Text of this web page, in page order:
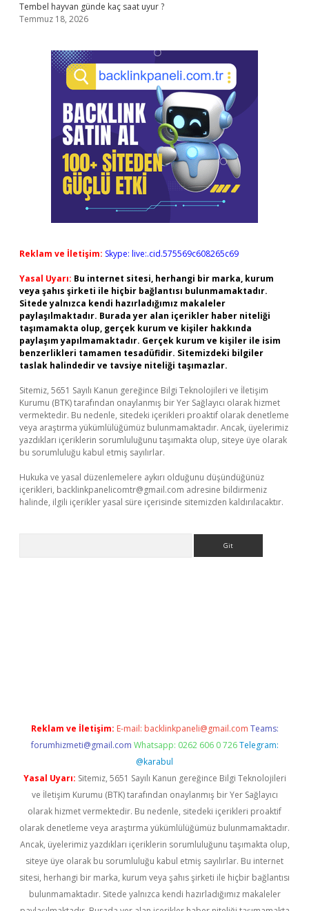
Tembel hayvan günde kaç saat uyur ?
Temmuz 18, 2026
Reklam ve İletişim: Skype: live:.cid.575569c608265c69
Yasal Uyarı: Bu internet sitesi, herhangi bir marka, kurum
veya şahıs şirketi ile hiçbir bağlantısı bulunmamaktadır.
Sitede yalnızca kendi hazırladığımız makaleler
paylaşılmaktadır. Burada yer alan içerikler haber niteliği
taşımamakta olup, gerçek kurum ve kişiler hakkında
paylaşım yapılmamaktadır. Gerçek kurum ve kişiler ile isim
benzerlikleri tamamen tesadüfidir. Sitemizdeki bilgiler
taslak halindedir ve tavsiye niteliği taşımazlar.
Sitemiz, 5651 Sayılı Kanun gereğince Bilgi Teknolojileri ve İletişim
Kurumu (BTK) tarafından onaylanmış bir Yer Sağlayıcı olarak hizmet
vermektedir. Bu nedenle, sitedeki içerikleri proaktif olarak denetleme
veya araştırma yükümlülüğümüz bulunmamaktadır. Ancak, üyelerimiz
yazdıkları içeriklerin sorumluluğunu taşımakta olup, siteye üye olarak
bu sorumluluğu kabul etmiş sayılırlar.
Hukuka ve yasal düzenlemelere aykırı olduğunu düşündüğünüz
içerikleri, backlinkpanelicomtr@gmail.com adresine bildirmeniz
halinde, ilgili içerikler yasal süre içerisinde sitemizden kaldırılacaktır.
Reklam ve İletişim: E-mail: backlinkpaneli@gmail.com Teams:
forumhizmeti@gmail.com Whatsapp: 0262 606 0 726 Telegram:
@karabul
Yasal Uyarı: Sitemiz, 5651 Sayılı Kanun gereğince Bilgi Teknolojileri
ve İletişim Kurumu (BTK) tarafından onaylanmış bir Yer Sağlayıcı
olarak hizmet vermektedir. Bu nedenle, sitedeki içerikleri proaktif
olarak denetleme veya araştırma yükümlülüğümüz bulunmamaktadır.
Ancak, üyelerimiz yazdıkları içeriklerin sorumluluğunu taşımakta olup,
siteye üye olarak bu sorumluluğu kabul etmiş sayılırlar. Bu internet
sitesi, herhangi bir marka, kurum veya şahıs şirketi ile hiçbir bağlantısı
bulunmamaktadır. Sitede yalnızca kendi hazırladığımız makaleler